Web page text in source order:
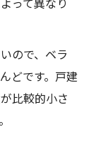
ので、ベラ
どです。戸建
比較的小さ